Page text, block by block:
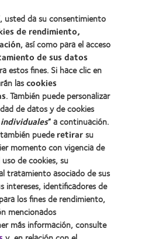
usted da su consentimiento
de rendimiento,
, así como para el acceso
de sus datos
estos fines. Si hace clic en
lascookies
. También puede personalizar
de datos y de cookies
” a continuación.
puederetirarsu
momento con vigencia de
de cookies, su
tratamiento asociado de sus
intereses, identificadores de
los fines de rendimiento,
mencionados
más información, consulte